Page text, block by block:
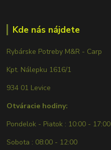
Kde nás nájdete
Rybárske Potreby M&R - Carp
Kpt. Nálepku 1616/1
934 01 Levice
Otváracie hodiny:
Pondelok - Piatok : 10:00 - 17:00
Sobota : 08:00 - 12:00